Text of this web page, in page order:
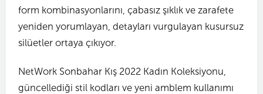
form kombinasyonlarını, çabasız şıklık ve zarafete
yeniden yorumlayan, detayları vurgulayan kusursuz
silüetler ortaya çıkıyor.
NetWork Sonbahar Kış 2022 Kadın Koleksiyonu,
güncellediği stil kodları ve yeni amblem kullanımı